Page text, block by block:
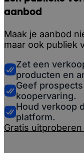
aanbod
Maak je aanbod
maar ook publiek
Zet een
producten en
Geef
koopervaring.
Houd verkoop
platform.
Gratis uitproberen